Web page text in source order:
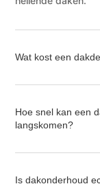
Wat kost een
Hoe snel kan een
langskomen?
Is dakonderhoud